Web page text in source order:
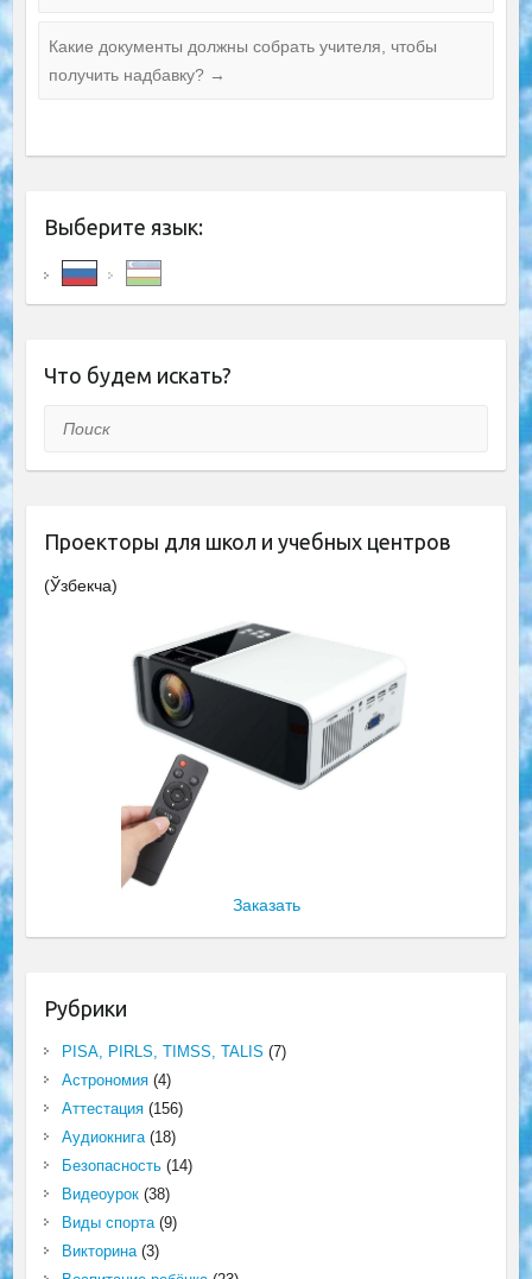
Какие документы должны собрать учителя, чтобы
получить надбавку? →
Выберите язык:
Что будем искать?
Поиск
Проекторы для школ и учебных центров
(Ўзбекча)
Заказать
Рубрики
PISA, PIRLS, TIMSS, TALIS (7)
Астрономия(4)
Аттестация(156)
Аудиокнига(18)
Безопасность(14)
Видеоурок(38)
Виды спорта(9)
Викторина(3)